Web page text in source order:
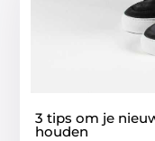
3 tips om je
houden